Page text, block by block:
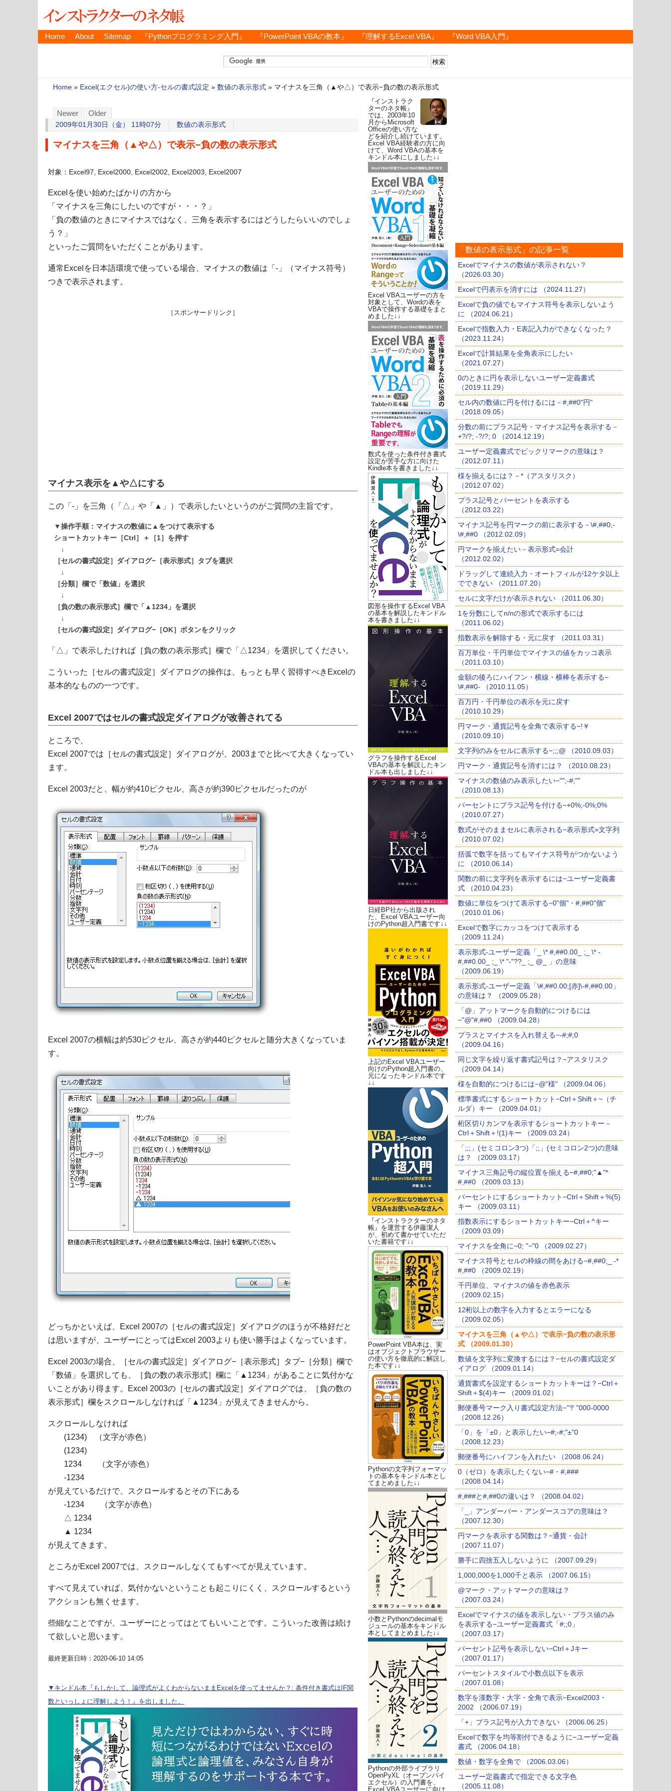
Home About Sitemap 『Pythonプログラミング入門』 『PowerPoint VBAの教本』 『理解するExcel VBA』 『Word VBA入門』
Home » Excel(エクセル)の使い方-セルの書式設定 » 数値の表示形式 » マイナスを三角（▲や△）で表示−負の数の表示形式
Newer Older
2009年01月30日（金） 11時07分 数値の表示形式
マイナスを三角（▲や△）で表示−負の数の表示形式
対象：Excel97, Excel2000, Excel2002, Excel2003, Excel2007
Excelを使い始めたばかりの方から
「マイナスを三角にしたいのですが・・・？」
「負の数値のときにマイナスではなく、三角を表示するにはどうしたらいいのでしょ
う？」
といったご質問をいただくことがあります。
通常Excelを日本語環境で使っている場合、マイナスの数値は「-」（マイナス符号）
つきで表示されます。
［スポンサードリンク］
マイナス表示を▲や△にする
この「-」を三角（「△」や「▲」）で表示したいというのがご質問の主旨です。
▼操作手順：マイナスの数値に▲をつけて表示する
ショートカットキー［Ctrl］＋［1］を押す
↓
［セルの書式設定］ダイアログ−［表示形式］タブを選択
↓
［分類］欄で「数値」を選択
↓
［負の数の表示形式］欄で「▲1234」を選択
↓
［セルの書式設定］ダイアログ−［OK］ボタンをクリック
「△」で表示したければ［負の数の表示形式］欄で「△1234」を選択してください。
こういった［セルの書式設定］ダイアログの操作は、もっとも早く習得すべきExcelの
基本的なものの一つです。
Excel 2007ではセルの書式設定ダイアログが改善されてる
ところで、
Excel 2007では［セルの書式設定］ダイアログが、2003までと比べて大きくなってい
ます。
Excel 2003だと、幅が約410ピクセル、高さが約390ピクセルだったのが
Excel 2007の横幅は約530ピクセル、高さが約440ピクセルと随分大きくなっていま
す。
どっちかといえば、Excel 2007の［セルの書式設定］ダイアログのほうが不格好だと
は思いますが、ユーザーにとってはExcel 2003よりも使い勝手はよくなっています。
Excel 2003の場合、［セルの書式設定］ダイアログ−［表示形式］タブ−［分類］欄で
「数値」を選択しても、［負の数の表示形式］欄に「▲1234」があることに気付かな
いことがあり得ます。Excel 2003の［セルの書式設定］ダイアログでは、［負の数の
表示形式］欄をスクロールしなければ「▲1234」が見えてきませんから。
スクロールしなければ
(1234) （文字が赤色）
(1234)
1234 （文字が赤色）
-1234
が見えているだけで、スクロールするとその下にある
-1234 （文字が赤色）
△ 1234
▲ 1234
が見えてきます。
ところがExcel 2007では、スクロールしなくてもすべてが見えています。
すべて見えていれば、気付かないということも起こりにくく、スクロールするという
アクションも無くせます。
些細なことですが、ユーザーにとってはとてもいいことです。こういった改善は続け
て欲しいと思います。
最終更新日時：2020-06-10 14:05
▼キンドル本『もしかして、論理式がよくわからないままExcelを使ってませんか？: 条件付き書式はIF関
数といっしょに理解しよう！』を出しました。
『インストラク
ターのネタ帳』
では、2003年10
月からMicrosoft
Officeの使い方な
どを紹介し続けています。
Excel VBA経験者の方に向
けて、Word VBAの基本を
キンドル本にしました↓↓
Excel VBAユーザーの方を
対象として、Wordの表を
VBAで操作する基礎をまと
めました↓↓
数式を使った条件付き書式
設定が苦手な方に向けた
Kindle本を書きました↓↓
図形を操作するExcel VBA
の基本を解説したキンドル
本を書きました↓↓
グラフを操作するExcel
VBAの基本を解説したキン
ドル本も出しました↓↓
日経BP社から出版され
た、Excel VBAユーザー向
けのPython超入門書です↓↓
上記のExcel VBAユーザー
向けのPython超入門書の、
元になったキンドル本です
↓↓
『インストラクターのネタ
帳』を運営する伊藤潔人
が、初めて書かせていただ
いた書籍です↓↓
PowerPoint VBA本は、実
はオブジェクトブラウザー
の使い方を徹底的に解説し
た本です↓↓
Pythonの文字列フォーマッ
トの基本をキンドル本とし
てまとめました↓↓
小数とPythonのdecimalモ
ジュールの基本をキンドル
本としてまとめました↓↓
Pythonの外部ライブラリ
OpenPyXL（オープンパイ
エクセル）の入門書を、
Excel VBAユーザーに向け
「数値の表示形式」の記事一覧
Excelでマイナスの数値が表示されない？
（2026.03.30）
Excelで円表示を消すには （2024.11.27）
Excelで負の値でもマイナス符号を表示しないよう
に （2024.06.21）
Excelで指数入力・E表記入力ができなくなった？
（2023.11.24）
Excelで計算結果を全角表示にしたい
（2021.07.27）
0のときに円を表示しないユーザー定義書式
（2019.11.29）
セル内の数値に円を付けるには－#,##0"円"
（2018.09.05）
分数の前にプラス記号・マイナス記号を表示する－
+?/?; -?/?; 0 （2014.12.19）
ユーザー定義書式でビックリマークの意味は？
（2012.07.11）
様を揃えるには？－*（アスタリスク）
（2012.07.02）
プラス記号とパーセントを表示する
（2012.03.22）
マイナス記号を円マークの前に表示する－\#,##0;-
\#,##0 （2012.02.09）
円マークを揃えたい－表示形式=会計
（2012.02.02）
ドラッグして連続入力・オートフィルが12ケタ以上
でできない （2011.07.20）
セルに文字だけが表示されない （2011.06.30）
1を分数にしてn/nの形式で表示するには
（2011.06.02）
指数表示を解除する・元に戻す （2011.03.31）
百万単位・千円単位でマイナスの値をカッコ表示
（2011.03.10）
金額の後ろにハイフン・横線・横棒を表示する−
\#,##0- （2010.11.05）
百万円・千円単位の表示を元に戻す
（2010.10.29）
円マーク・通貨記号を全角で表示する−!￥
（2010.09.10）
文字列のみをセルに表示する−;;;@ （2010.09.03）
円マーク・通貨記号を消すには？ （2010.08.23）
マイナスの数値のみ表示したい−"";-#;""
（2010.08.13）
パーセントにプラス記号を付ける−+0%;-0%;0%
（2010.07.27）
数式がそのままセルに表示される−表示形式=文字列
（2010.07.02）
括弧で数字を括ってもマイナス符号がつかないよう
に （2010.06.14）
関数の前に文字列を表示するには−ユーザー定義書
式 （2010.04.23）
数値に単位をつけて表示する−0"個"・#,##0"個"
（2010.01.06）
Excelで数字にカッコをつけて表示する
（2009.11.24）
表示形式-ユーザー定義「_ \* #,##0.00_ ;_ \* -
#,##0.00_ ;_ \* "-"??_ ;_ @_ 」の意味
（2009.06.19）
表示形式-ユーザー定義「\#,##0.00;[赤]\-#,##0.00」
の意味は？ （2009.05.28）
「@」アットマークを自動的につけるには
−"@"#,##0 （2009.04.28）
プラスとマイナスを入れ替える−-#;#;0
（2009.04.16）
同じ文字を繰り返す書式記号は？−アスタリスク
（2009.04.14）
様を自動的につけるには−@"様" （2009.04.06）
標準書式にするショートカット−Ctrl＋Shift＋~（チ
ルダ）キー （2009.04.01）
桁区切りカンマを表示するショートカットキー－
Ctrl＋Shift＋!(1)キー （2009.03.24）
「;;;」(セミコロン3つ)「;;」(セミコロン2つ)の意味
は？ （2009.03.17）
マイナス三角記号の縦位置を揃える−#,##0;"▲"*
#,##0 （2009.03.13）
パーセントにするショートカット−Ctrl＋Shift＋%(5)
キー （2009.03.11）
指数表示にするショートカットキー−Ctrl＋^キー
（2009.03.09）
マイナスを全角に−0; "−"0 （2009.02.27）
マイナス符号とセルの枠線の間をあける−#,##0;_ -*
#,##0 （2009.02.19）
千円単位、マイナスの値を赤色表示
（2009.02.15）
12桁以上の数字を入力するとエラーになる
（2009.02.05）
マイナスを三角（▲や△）で表示−負の数の表示形
式 （2009.01.30）
数値を文字列に変換するには？−セルの書式設定ダ
イアログ （2009.01.14）
通貨書式を設定するショートカットキーは？−Ctrl＋
Shift＋$(4)キー （2009.01.02）
郵便番号マーク入り書式設定方法−"〒"000-0000
（2008.12.26）
「0」を「±0」と表示したい−#;-#;"±"0
（2008.12.23）
郵便番号にハイフンを入れたい （2008.06.24）
0（ゼロ）を表示したくない−#・#,###
（2008.04.14）
#,###と#,##0の違いは？ （2008.04.02）
「_」アンダーバー・アンダースコアの意味は？
（2007.12.30）
円マークを表示する関数は？−通貨・会計
（2007.11.07）
勝手に四捨五入しないように （2007.09.29）
1,000,000を1,000千と表示 （2007.06.15）
@マーク・アットマークの意味は？
（2007.03.24）
Excelでマイナスの値を表示しない・プラス値のみ
を表示する−ユーザー定義書式「#;;0」
（2007.03.17）
パーセント記号を表示しない−Ctrl＋Jキー
（2007.01.17）
パーセントスタイルで小数点以下を表示
（2007.01.08）
数字を漢数字・大字・全角で表示−Excel2003・
2002 （2006.07.19）
「+」プラス記号が入力できない （2006.06.25）
Excelで数字を均等割付できるように−ユーザー定義
書式 （2006.04.18）
数値・数字を全角で （2006.03.06）
ユーザー定義書式で指定できる文字色
（2005.11.08）